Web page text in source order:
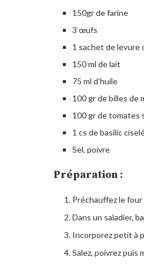
150gr de farine
3 œufs
1 sachet de levure
150 ml de lait
75 ml d’huile
100 gr de billes de
100 gr de tomates
1 cs de basilic
Sel, poivre
Préparation :
Préchauffez le four
Dans un saladier,
Incorporez petit à
Salez, poivrez puis